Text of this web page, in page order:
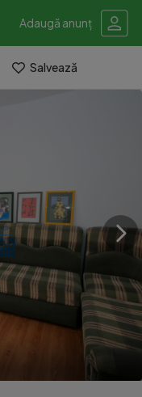
Adaugă anunț
Salvează